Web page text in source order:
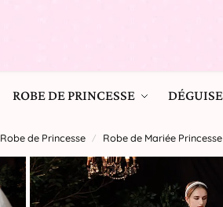
ROBE DE PRINCESSE
Robe de Princesse / Robe de Mariée Princesse